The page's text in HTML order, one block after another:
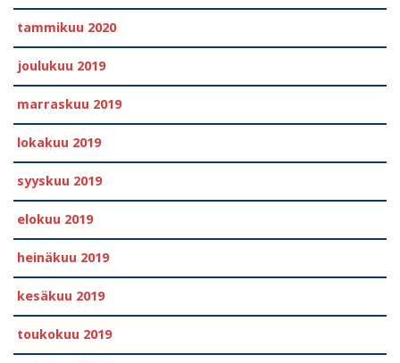
tammikuu 2020
joulukuu 2019
marraskuu 2019
lokakuu 2019
syyskuu 2019
elokuu 2019
heinäkuu 2019
kesäkuu 2019
toukokuu 2019